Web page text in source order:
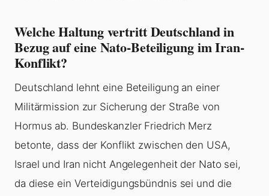
Welche Haltung vertritt Deutschland in
Bezug auf eine Nato-Beteiligung im Iran-
Konflikt?
Deutschland lehnt eine Beteiligung an einer
Militärmission zur Sicherung der Straße von
Hormus ab. Bundeskanzler Friedrich Merz
betonte, dass der Konflikt zwischen den USA,
Israel und Iran nicht Angelegenheit der Nato sei,
da diese ein Verteidigungsbündnis sei und die